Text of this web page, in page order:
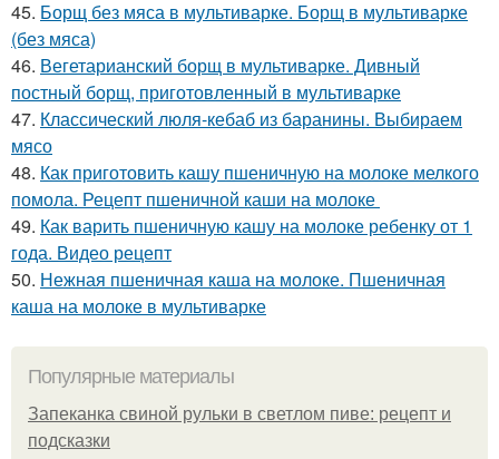
45. Борщ без мяса в мультиварке. Борщ в мультиварке
(без мяса)
46. Вегетарианский борщ в мультиварке. Дивный
постный борщ, приготовленный в мультиварке
47. Классический люля-кебаб из баранины. Выбираем
мясо
48. Как приготовить кашу пшеничную на молоке мелкого
помола. Рецепт пшеничной каши на молоке
49. Как варить пшеничную кашу на молоке ребенку от 1
года. Видео рецепт
50. Нежная пшеничная каша на молоке. Пшеничная
каша на молоке в мультиварке
Популярные материалы
Запеканка свиной рульки в светлом пиве: рецепт и
подсказки